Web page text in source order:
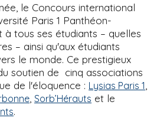
le Concours international
Paris 1 Panthéon-
tous ses étudiants – quelles
– ainsi qu'aux étudiants
le monde. Ce prestigieux
soutien de cinq associations
de l'éloquence : Lysias Paris 1
Sorb’Hérauts et le
.